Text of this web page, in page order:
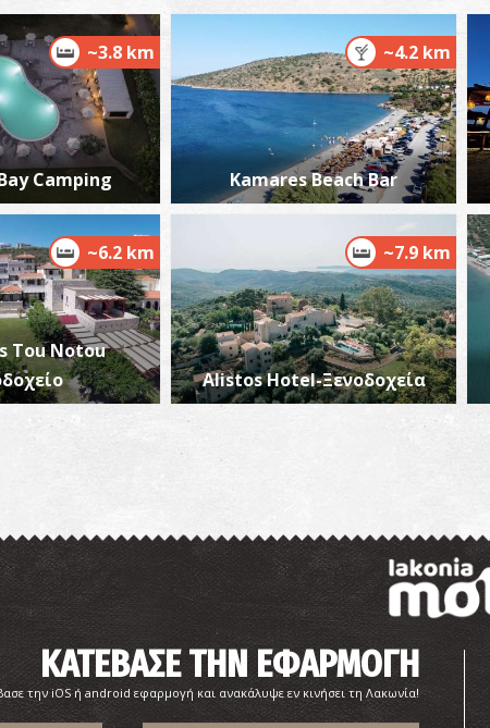
~3.8 km
Camping
~4.2 km
Kamares Beach Bar
~6.2 km
Tou Notou
~7.9 km
Alistos Hotel-Ξενοδοχεία
ΚΑΤΕΒΑΣΕ ΤΗΝ ΕΦΑΡΜΟΓΗ
την iOS ή android εφαρμογή και ανακάλυψε εν κινήσει τη Λακωνία!